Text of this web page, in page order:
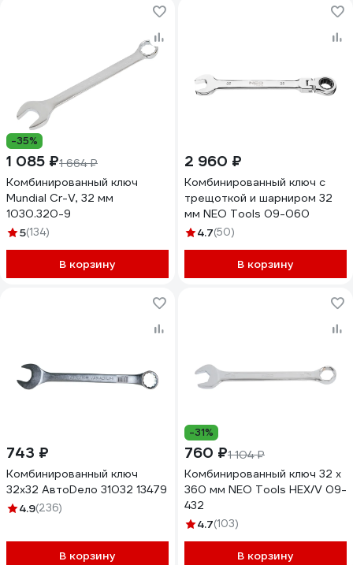
-35%
1 085 ₽1 664 ₽
Комбинированный ключ
Mundial Cr-V, 32 мм
1030.320-9
5(134)
В корзину
2 960 ₽
Комбинированный ключ с
трещоткой и шарниром 32
мм NEO Tools 09-060
4.7(50)
В корзину
743 ₽
Комбинированный ключ
32х32 АвтоDело 31032 13479
4.9(236)
В корзину
-31%
760 ₽1 104 ₽
Комбинированный ключ 32 x
360 мм NEO Tools HEX/V 09-
432
4.7(103)
В корзину